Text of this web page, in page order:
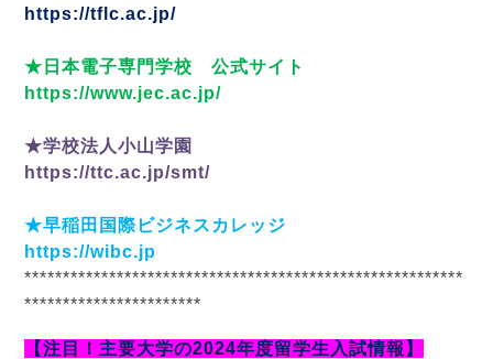
https://tflc.ac.jp/
★日本電子専門学校 公式サイト
https://www.jec.ac.jp/
★学校法人小山学園
https://ttc.ac.jp/smt/
★早稲田国際ビジネスカレッジ
https://wibc.jp
*********************************************************
***********************
【注目！主要大学の2024年度留学生入試情報】